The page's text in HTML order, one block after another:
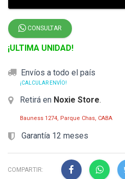
CONSULTAR
¡ULTIMA UNIDAD!
Envíos a todo el país
¡CALCULAR ENVÍO!
Retirá en Noxie Store.
Bauness 1274, Parque Chas, CABA
Garantía 12 meses
COMPARTIR: